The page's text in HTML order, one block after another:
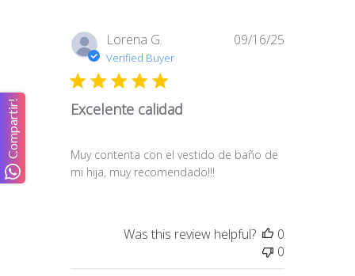
Lorena G.
Verified Buyer
Excelente calidad
Muy contenta con el vestido de baño de
mi hija, muy recomendado!!!
09/16/25
Was this review helpful?
0
0
Compartir!